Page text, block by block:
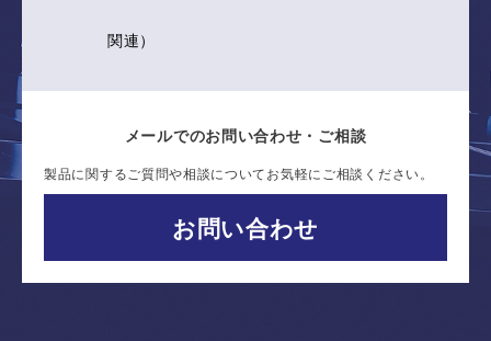
関連）
メールでのお問い合わせ・ご相談
製品に関するご質問や相談についてお気軽にご相談ください。
お問い合わせ